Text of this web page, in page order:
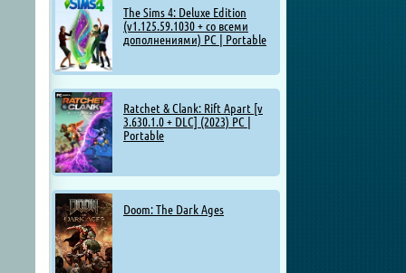
The Sims 4: Deluxe Edition
(v1.125.59.1030 + со всеми
дополнениями) PC | Portable
Ratchet & Clank: Rift Apart [v
3.630.1.0 + DLC] (2023) PC |
Portable
Doom: The Dark Ages